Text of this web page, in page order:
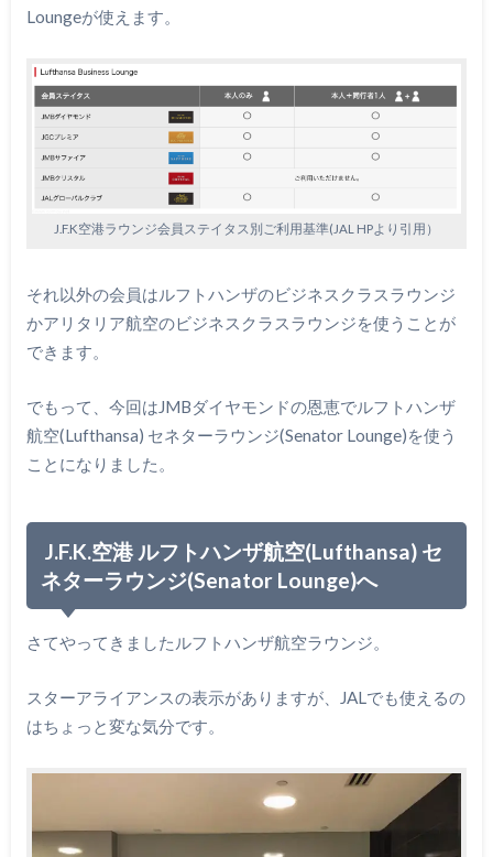
Loungeが使えます。
J.F.K空港ラウンジ会員ステイタス別ご利用基準(JAL HPより引用）
それ以外の会員はルフトハンザのビジネスクラスラウンジ
かアリタリア航空のビジネスクラスラウンジを使うことが
できます。
でもって、今回はJMBダイヤモンドの恩恵でルフトハンザ
航空(Lufthansa) セネターラウンジ(Senator Lounge)を使う
ことになりました。
J.F.K.空港 ルフトハンザ航空(Lufthansa) セ
ネターラウンジ(Senator Lounge)へ
さてやってきましたルフトハンザ航空ラウンジ。
スターアライアンスの表示がありますが、JALでも使えるの
はちょっと変な気分です。